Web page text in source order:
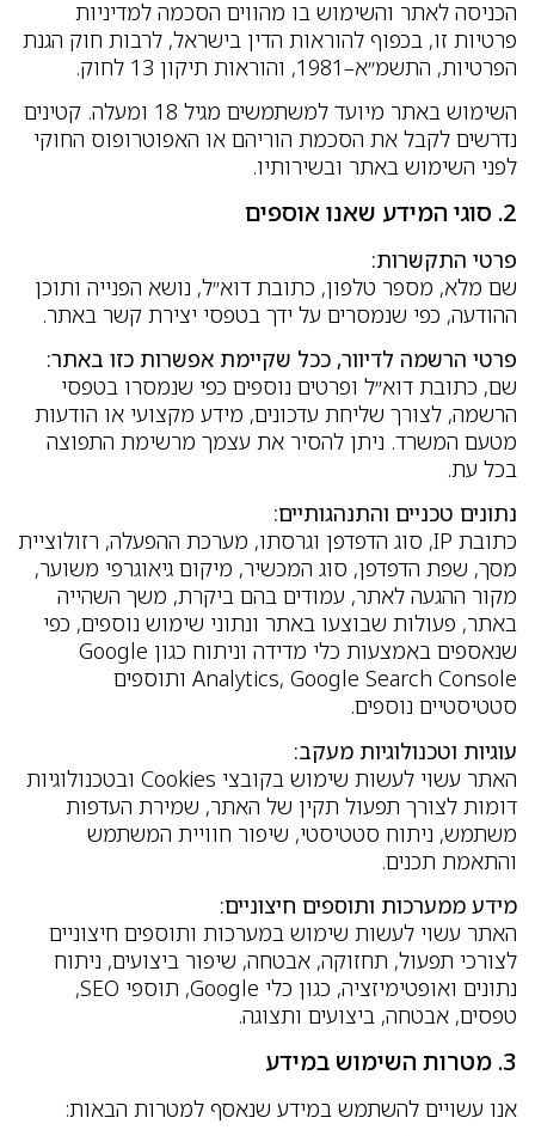
הכניסה לאתר והשימוש בו מהווים הסכמה למדיניות
פרטיות זו, בכפוף להוראות הדין בישראל, לרבות חוק הגנת
הפרטיות, התשמ״א–1981, והוראות תיקון 13 לחוק.
השימוש באתר מיועד למשתמשים מגיל 18 ומעלה. קטינים
נדרשים לקבל את הסכמת הוריהם או האפוטרופוס החוקי
לפני השימוש באתר ובשירותיו.
2. סוגי המידע שאנו אוספים
פרטי התקשרות:
שם מלא, מספר טלפון, כתובת דוא״ל, נושא הפנייה ותוכן
ההודעה, כפי שנמסרים על ידך בטפסי יצירת קשר באתר.
פרטי הרשמה לדיוור, ככל שקיימת אפשרות כזו באתר:
שם, כתובת דוא״ל ופרטים נוספים כפי שנמסרו בטפסי
הרשמה, לצורך שליחת עדכונים, מידע מקצועי או הודעות
מטעם המשרד. ניתן להסיר את עצמך מרשימת התפוצה
בכל עת.
נתונים טכניים והתנהגותיים:
כתובת IP, סוג הדפדפן וגרסתו, מערכת ההפעלה, רזולוציית
מסך, שפת הדפדפן, סוג המכשיר, מיקום גיאוגרפי משוער,
מקור ההגעה לאתר, עמודים בהם ביקרת, משך השהייה
באתר, פעולות שבוצעו באתר ונתוני שימוש נוספים, כפי
שנאספים באמצעות כלי מדידה וניתוח כגון Google
Analytics, Google Search Console ותוספים
סטטיסטיים נוספים.
עוגיות וטכנולוגיות מעקב:
האתר עשוי לעשות שימוש בקובצי Cookies ובטכנולוגיות
דומות לצורך תפעול תקין של האתר, שמירת העדפות
משתמש, ניתוח סטטיסטי, שיפור חוויית המשתמש
והתאמת תכנים.
מידע ממערכות ותוספים חיצוניים:
האתר עשוי לעשות שימוש במערכות ותוספים חיצוניים
לצורכי תפעול, תחזוקה, אבטחה, שיפור ביצועים, ניתוח
נתונים ואופטימיזציה, כגון כלי Google, תוספי SEO,
טפסים, אבטחה, ביצועים ותצוגה.
3. מטרות השימוש במידע
אנו עשויים להשתמש במידע שנאסף למטרות הבאות: